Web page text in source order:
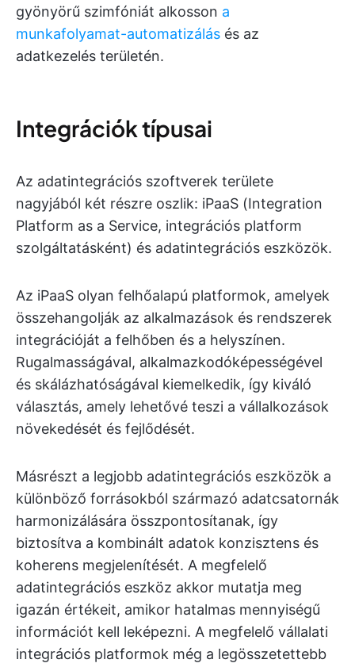
gyönyörű szimfóniát alkosson a
munkafolyamat-automatizálás és az
adatkezelés területén.
Integrációk típusai
Az adatintegrációs szoftverek területe
nagyjából két részre oszlik: iPaaS (Integration
Platform as a Service, integrációs platform
szolgáltatásként) és adatintegrációs eszközök.
Az iPaaS olyan felhőalapú platformok, amelyek
összehangolják az alkalmazások és rendszerek
integrációját a felhőben és a helyszínen.
Rugalmasságával, alkalmazkodóképességével
és skálázhatóságával kiemelkedik, így kiváló
választás, amely lehetővé teszi a vállalkozások
növekedését és fejlődését.
Másrészt a legjobb adatintegrációs eszközök a
különböző forrásokból származó adatcsatornák
harmonizálására összpontosítanak, így
biztosítva a kombinált adatok konzisztens és
koherens megjelenítését. A megfelelő
adatintegrációs eszköz akkor mutatja meg
igazán értékeit, amikor hatalmas mennyiségű
információt kell leképezni. A megfelelő vállalati
integrációs platformok még a legösszetettebb